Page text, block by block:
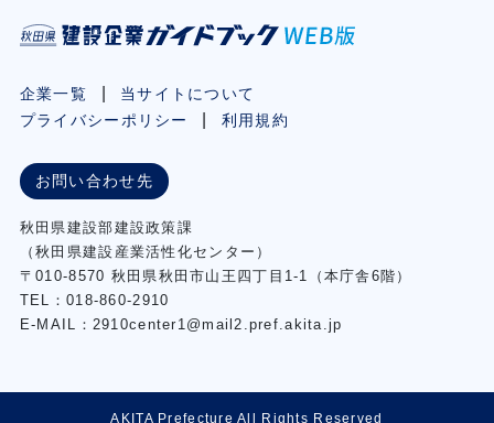
企業一覧
当サイトについて
プライバシーポリシー
利用規約
お問い合わせ先
秋⽥県建設部建設政策課
（秋⽥県建設産業活性化センター）
〒010-8570 秋田県秋田市⼭王四丁⽬1-1（本庁舎6階）
TEL：018-860-2910
E-MAIL：2910center1@mail2.pref.akita.jp
AKITA Prefecture All Rights Reserved